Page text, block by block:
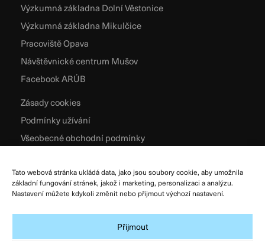
Tato webová stránka ukládá data, jako jsou soubory cookie, aby umožnila
základní fungování stránek, jakož i marketing, personalizaci a analýzu.
Nastavení můžete kdykoli změnit nebo přijmout výchozí nastavení.
Přijmout
Výzkumná základna Dolní Věstonice
Výzkumná základna Mikulčice
Pracoviště Opava
Návštěvnické centrum Mušov
Facebook ARÚB
Zásady cookies
Podmínky užívání
Všeobecné obchodní podmínky